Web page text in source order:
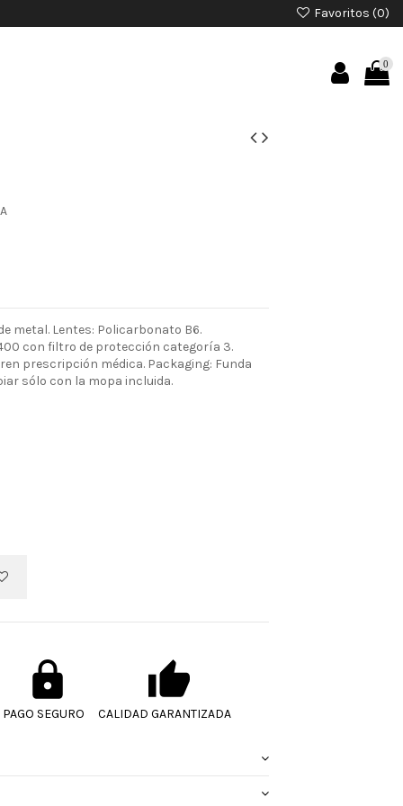
Favoritos (0)
0
metal. Lentes: Policarbonato B6.
con filtro de protección categoría 3.
prescripción médica. Packaging: Funda
sólo con la mopa incluida.
PAGO SEGURO CALIDAD GARANTIZADA